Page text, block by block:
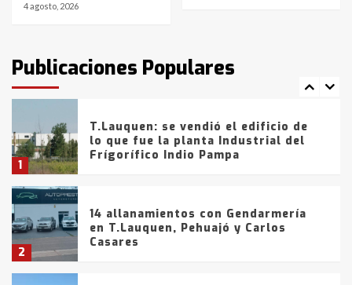
4 agosto, 2026
Publicaciones Populares
fueron detenidos por
comercialización de drogas en la
tarde del sábado
1
T.Lauquen: se vendió el edificio de
lo que fue la planta Industrial del
Frígorífico Indio Pampa
2
14 allanamientos con Gendarmería
en T.Lauquen, Pehuajó y Carlos
Casares